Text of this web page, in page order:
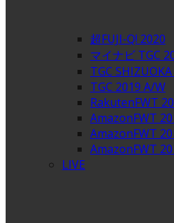
超FUJI-Q! 2020
マイナビ TGC
TGC
TGC 2019 A/W
RakutenFWT
AmazonFWT
AmazonFWT
AmazonFWT
LIVE